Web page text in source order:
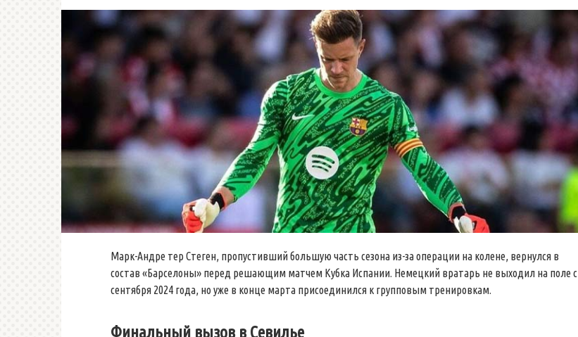
Марк-Андре тер Стеген, пропустивший большую часть сезона из-за операции на колене, вернулся в
состав «Барселоны» перед решающим матчем Кубка Испании. Немецкий вратарь не выходил на поле с
сентября 2024 года, но уже в конце марта присоединился к групповым тренировкам.
Финальный вызов в Севилье